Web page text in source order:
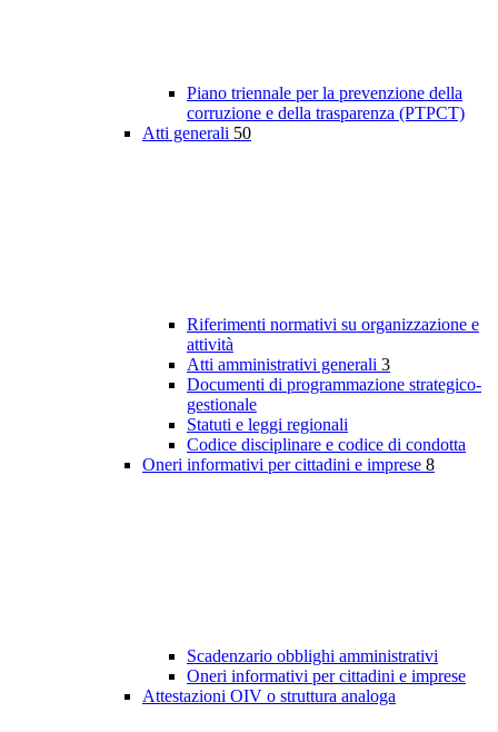
Piano triennale per la prevenzione della
corruzione e della trasparenza (PTPCT)
Atti generali 50
Riferimenti normativi su organizzazione e
attività
Atti amministrativi generali 3
Documenti di programmazione strategico-
gestionale
Statuti e leggi regionali
Codice disciplinare e codice di condotta
Oneri informativi per cittadini e imprese 8
Scadenzario obblighi amministrativi
Oneri informativi per cittadini e imprese
Attestazioni OIV o struttura analoga